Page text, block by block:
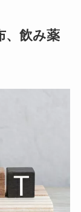
、飲み薬